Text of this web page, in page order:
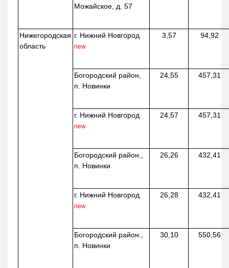
Можайское, д. 57
Нижегородская
область
г. Нижний Новгород
new
3,57 94,92
Богородский район,
п. Новинки
24,55 457,31
г. Нижний Новгород
new
24,57 457,31
Богородский район.,
п. Новинки
26,26 432,41
г. Нижний Новгород
new
26,28 432,41
Богородский район.,
п. Новинки
30,10 550,56